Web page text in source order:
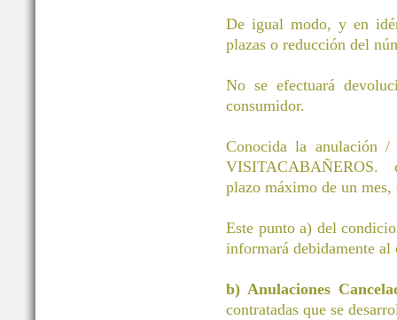
De igual modo, y en
plazas o reducción del
No se efectuará
consumidor.
Conocida la anulación
VISITACABAÑEROS.
plazo máximo de un
Este punto a) del
informará debidamente
b) Anulaciones
contratadas que se